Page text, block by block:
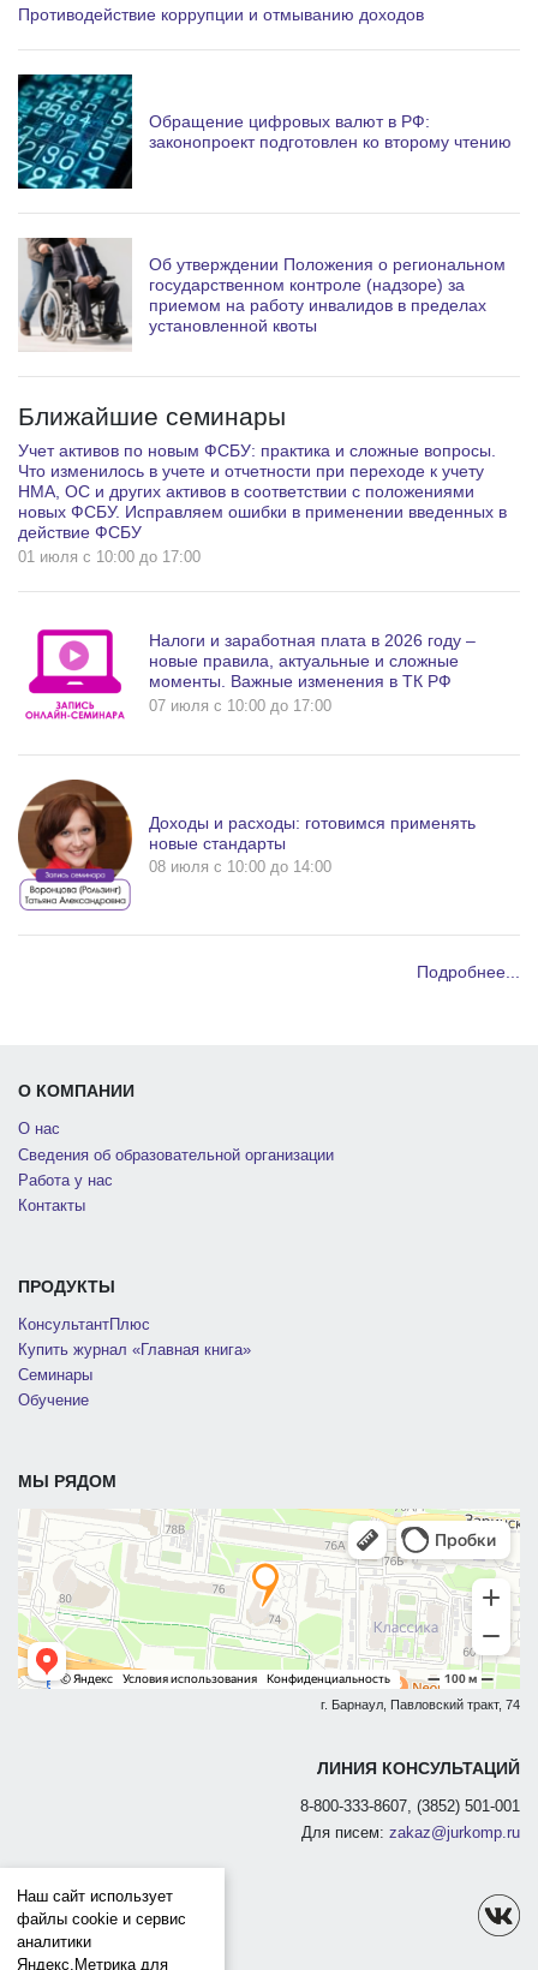
Противодействие коррупции и отмыванию доходов
Обращение цифровых валют в РФ:
законопроект подготовлен ко второму чтению
Об утверждении Положения о региональном
государственном контроле (надзоре) за
приемом на работу инвалидов в пределах
установленной квоты
Ближайшие семинары
Учет активов по новым ФСБУ: практика и сложные вопросы.
Что изменилось в учете и отчетности при переходе к учету
НМА, ОС и других активов в соответствии с положениями
новых ФСБУ. Исправляем ошибки в применении введенных в
действие ФСБУ
01 июля c 10:00 до 17:00
Налоги и заработная плата в 2026 году –
новые правила, актуальные и сложные
моменты. Важные изменения в ТК РФ
07 июля c 10:00 до 17:00
Доходы и расходы: готовимся применять
новые стандарты
08 июля c 10:00 до 14:00
Подробнее...
О КОМПАНИИ
О нас
Сведения об образовательной организации
Работа у нас
Контакты
ПРОДУКТЫ
КонсультантПлюс
Купить журнал «Главная книга»
Семинары
Обучение
МЫ РЯДОМ
г. Барнаул, Павловский тракт, 74
ЛИНИЯ КОНСУЛЬТАЦИЙ
8-800-333-8607, (3852) 501-001
Для писем: zakaz@jurkomp.ru
Наш сайт использует
файлы cookie и сервис
аналитики
Яндекс.Метрика для